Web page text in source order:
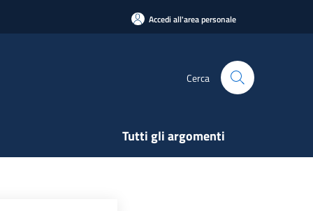
Accedi all'area personale
Cerca
Tutti gli argomenti